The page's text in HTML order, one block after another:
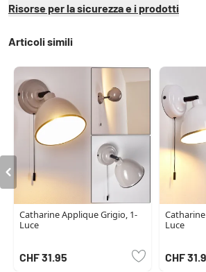
Risorse per la sicurezza e i prodotti
Articoli simili
Catharine Applique Grigio, 1-
Luce
CHF 31.95
Luce
CHF